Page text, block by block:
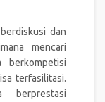
dan
mencari
berkompetisi
terfasilitasi.
berprestasi